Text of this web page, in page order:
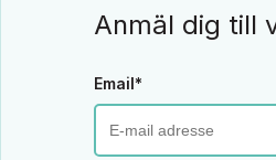
Anmäl dig till
Email*